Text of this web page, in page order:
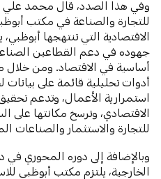
وفي هذا الصدد، قال محمد علي
للتجارة والصناعة في مكتب
الاقتصادية التي تنتهجها
جهوده في دعم القطاعين الصناعي
أساسية في الاقتصاد. ومن خلال
أدوات تحليلية قائمة على
استمرارية الأعمال، وتدعم
الاقتصادي، وترسخ مكانتها على
للتجارة والاستثمار والصناعات
وبالإضافة إلى دوره المحوري في
الخارجية، يلتزم مكتب أبوظبي